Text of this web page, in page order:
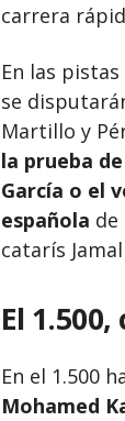
carrera
En las
se
Martillo y
la prueba
García o el
española de
catarís
El
En el 1.500
Mohamed